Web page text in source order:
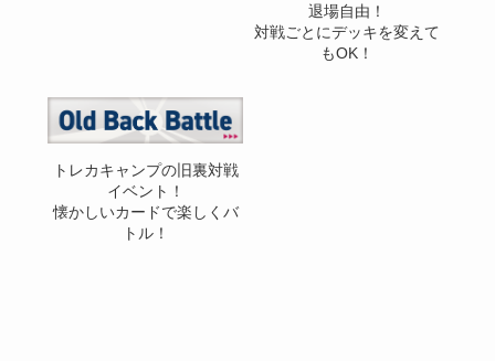
退場自由！
対戦ごとにデッキを変えて
もOK！
トレカキャンプの旧裏対戦
イベント！
懐かしいカードで楽しくバ
トル！